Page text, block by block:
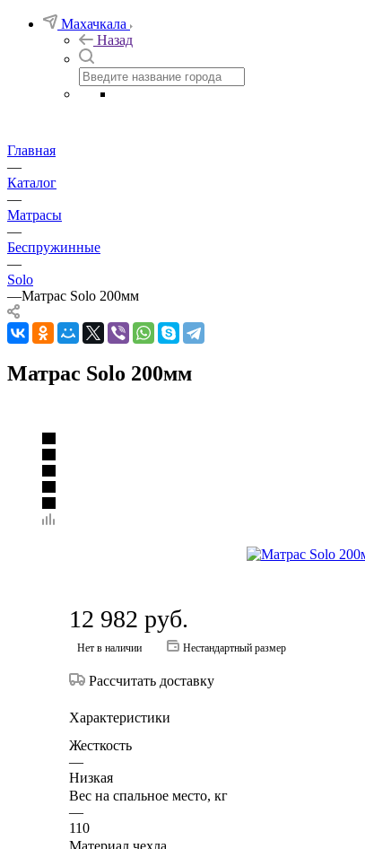
Махачкала
Назад
Главная
—
Каталог
—
Матрасы
—
Беспружинные
—
Solo
—Матрас Solo 200мм
Матрас Solo 200мм
12 982 руб.
Нет в наличии Нестандартный размер
Рассчитать доставку
Характеристики
Жесткость
—
Низкая
Вес на спальное место, кг
—
110
Материал чехла